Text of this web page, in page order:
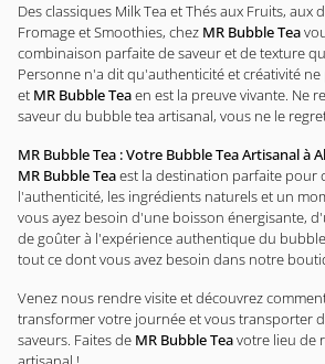
Des classiques Milk Tea et Thés aux Fruits, aux
Fromage et Smoothies, chez MR Bubble Tea
combinaison parfaite de saveur et de texture
Personne n'a dit qu'authenticité et créativité
et MR Bubble Teaen est la preuve vivante. Ne
saveur du bubble tea artisanal, vous ne le
MR Bubble Tea : Votre Bubble Tea Artisanal à
MR Bubble Teaest la destination parfaite pour
l'authenticité, les ingrédients naturels et un
vous ayez besoin d'une boisson énergisante,
de goûter à l'expérience authentique du
tout ce dont vous avez besoin dans notre
Venez nous rendre visite et découvrez
transformer votre journée et vous transporter
saveurs. Faites de MR Bubble Teavotre lieu de